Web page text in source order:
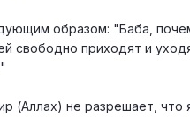
образом: "Баба,
свободно приходят и
(Аллах) не разрешает, что